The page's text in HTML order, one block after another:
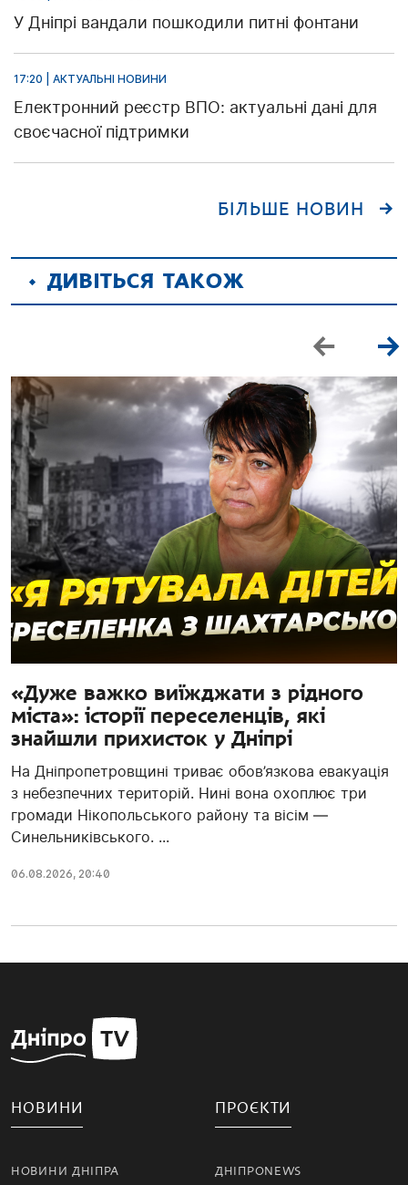
У Дніпрі вандали пошкодили питні фонтани
17:20 | АКТУАЛЬНІ НОВИНИ
Електронний реєстр ВПО: актуальні дані для
своєчасної підтримки
БІЛЬШЕ НОВИН
ДИВІТЬСЯ ТАКОЖ
«Дуже важко виїжджати з рідного
міста»: історії переселенців, які
знайшли прихисток у Дніпрі
На Дніпропетровщині триває обов’язкова евакуація
з небезпечних територій. Нині вона охоплює три
громади Нікопольського району та вісім —
Синельниківського. ...
06.08.2026, 20:40
НОВИНИ
НОВИНИ ДНІПРА
ПРОЄКТИ
ДНІПРОNEWS